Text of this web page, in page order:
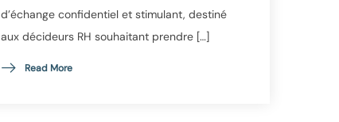
d’échange confidentiel et stimulant, destiné
aux décideurs RH souhaitant prendre […]
Read More